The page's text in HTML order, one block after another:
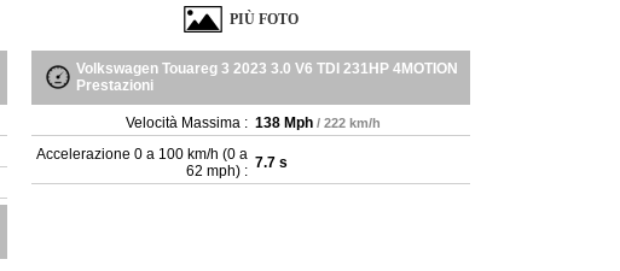
PIÙ FOTO
Volkswagen Touareg 3 2023 3.0 V6 TDI 231HP 4MOTION
Prestazioni
Velocità Massima : 138 Mph / 222 km/h
Accelerazione 0 a 100 km/h (0 a
62 mph) : 7.7 s